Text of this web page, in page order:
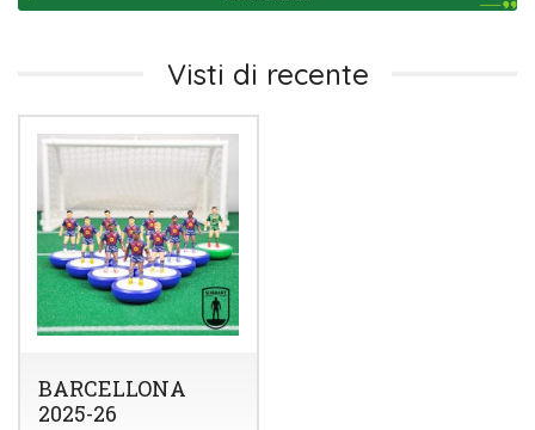
Visti di recente
BARCELLONA
2025-26